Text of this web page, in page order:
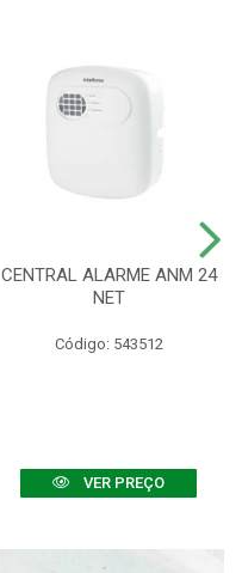
CENTRAL ALARME ANM 24
NET
Código: 543512
VER PREÇO